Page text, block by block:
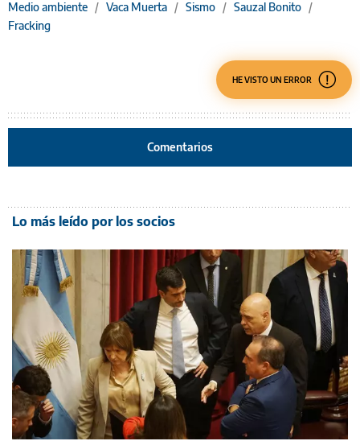
Medio ambiente / Vaca Muerta / Sismo / Sauzal Bonito /
Fracking
HE VISTO UN ERROR
Comentarios
Lo más leído por los socios